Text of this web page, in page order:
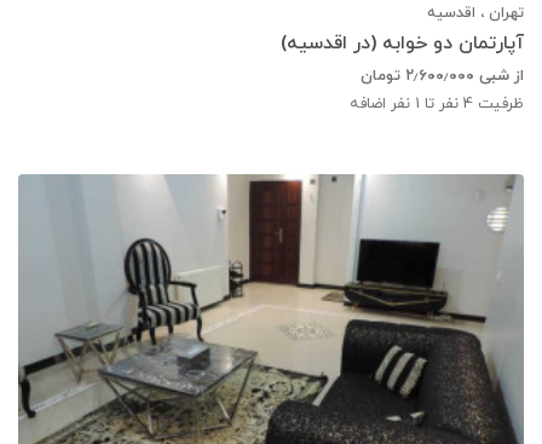
تهران ، اقدسیه
آپارتمان دو خوابه (در اقدسیه)
از شبی ۲٫۶۰۰٫۰۰۰ تومان
ظرفیت 4 نفر تا 1 نفر اضافه